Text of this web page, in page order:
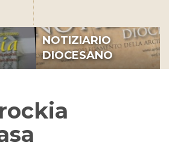
NOTIZIARIO
DIOCESANO